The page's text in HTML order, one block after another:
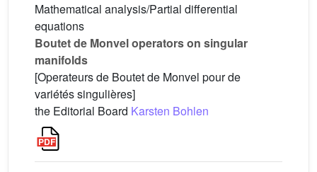
Mathematical analysis/Partial differential
equations
Boutet de Monvel operators on singular
manifolds
[Operateurs de Boutet de Monvel pour de
variétés singulières]
the Editorial Board Karsten Bohlen